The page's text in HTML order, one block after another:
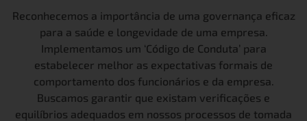
Reconhecemos a importância de uma governança eficaz
para a saúde e longevidade de uma empresa.
Implementamos um ‘Código de Conduta’ para
estabelecer melhor as expectativas formais de
comportamento dos funcionários e da empresa.
Buscamos garantir que existam verificações e
equilíbrios adequados em nossos processos de tomada